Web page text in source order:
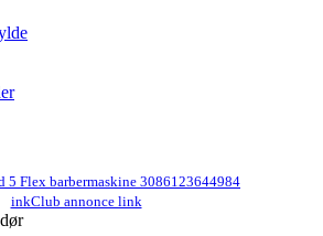
5 Flex barbermaskine 3086123644984
inkClub annonce link